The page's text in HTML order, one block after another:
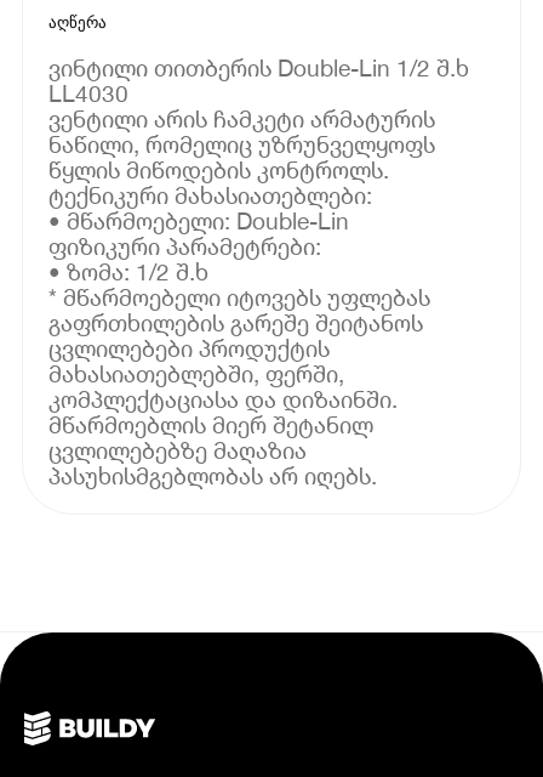
აღწერა
ვინტილი თითბერის Double-Lin 1/2 შ.ხ
LL4030
ვენტილი არის ჩამკეტი არმატურის
ნაწილი, რომელიც უზრუნველყოფს
წყლის მიწოდების კონტროლს.
ტექნიკური მახასიათებლები:
• მწარმოებელი: Double-Lin
ფიზიკური პარამეტრები:
• ზომა: 1/2 შ.ხ
* მწარმოებელი იტოვებს უფლებას
გაფრთხილების გარეშე შეიტანოს
ცვლილებები პროდუქტის
მახასიათებლებში, ფერში,
კომპლექტაციასა და დიზაინში.
მწარმოებლის მიერ შეტანილ
ცვლილებებზე მაღაზია
პასუხისმგებლობას არ იღებს.